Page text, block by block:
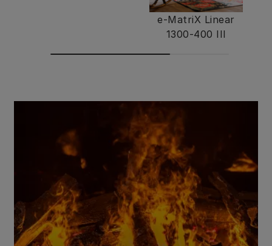
e-MatriX Linear
1300-400 III